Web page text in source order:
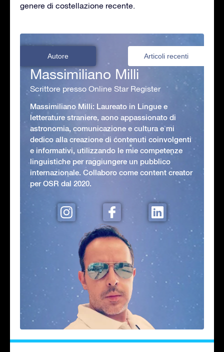
genere di costellazione recente.
Autore Articoli recenti
Massimiliano Milli
Scrittore presso Online Star Register
Massimiliano Milli: Laureato in Lingue e
letterature straniere, aono appassionato di
astronomia, comunicazione e cultura e mi
dedico alla creazione di contenuti coinvolgenti
e informativi, utilizzando le mie competenze
linguistiche per raggiungere un pubblico
internazionale. Collaboro come content creator
per OSR dal 2020.